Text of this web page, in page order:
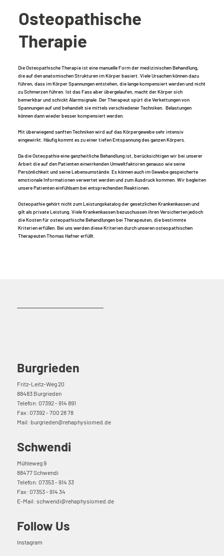
Osteopathische
Therapie
Die Osteopathische Therapie ist eine manuelle Form der medizinischen Behandlung,
die auf den anatomischen Strukturen im Körper basiert. Viele Ursachen können dazu
führen, dass im Körper Spannungen entstehen, die lange kompensiert werden und nicht
zu Schmerzen führen. Ist das Fass aber übergelaufen, macht der Körper sich
bemerkbar und schickt Alarmsignale. Der Therapeut spürt die Verkettungen von
Spannungen auf und behandelt sie mittels verschiedener Techniken. Belastungen
können dann wieder besser kompensiert werden.
Mit überwiegend sanften Techniken wird auf das Körpergewebe sehr intensiv
eingewirkt. Häufig kommt es zu einer tiefen Entspannung des ganzen Körpers.
Da die Osteopathie eine ganzheitliche Behandlung ist, berücksichtigen wir bei unserer
Arbeit die auf den Patienten einwirkenden Umweltfaktoren genauso wie seine
Persönlichkeit und seine Lebensumstände. Es können auch im Gewebe gespeicherte
emotionale Informationen verwertet werden und zum Ausdruck kommen. Wir begleiten
unsere Patienten einfühlsam bei entsprechenden Reaktionen.
Osteopathie gehört nicht zum Leistungskatalog der gesetzlichen Krankenkassen und
gilt als private Leistung. Viele Krankenkassen bezuschussen ihren Versicherten jedoch
die Kosten für osteopathische Behandlungen bei Therapeuten, die bestimmte
Kriterien erfüllen. Bei uns werden diese Kriterien durch unseren osteopathischen
Therapeuten Thomas Hafner erfüllt.
Burgrieden
Fritz-Leitz-Weg 20
88483 Burgrieden
Telefon: 07392 - 914 891
Fax: 07392 - 700 28 78
Mail: burgrieden@rehaphysiomed.de
Schwendi
Mühleweg 9
88477 Schwendi
Telefon: 07353 - 914 33
Fax: 07353 - 914 34
E-Mail:schwendi@rehaphysiomed.de
Follow Us
Instagram